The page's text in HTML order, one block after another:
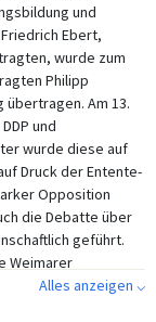
und
Ebert,
wurde zum
Philipp
Am 13.
und
wurde diese auf
Druck der Entente-
Opposition
die Debatte über
geführt.
Weimarer
von
6. Februar zeigt
Alles anzeigen ⌵